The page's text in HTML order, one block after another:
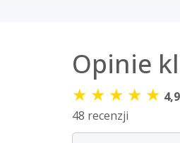
Opinie
★ ★ ★ ★ ★
48 recenzji